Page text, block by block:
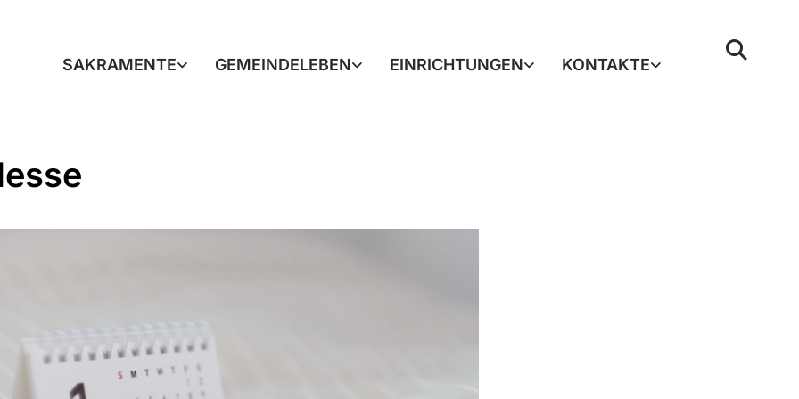
SAKRAMENTE GEMEINDELEBEN EINRICHTUNGEN KONTAKTE